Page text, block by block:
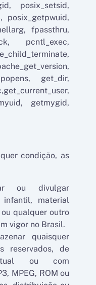
posix_setsid,
posix_getpwuid,
fpassthru,
pcntl_exec,
get_dir,
getmygid,
condição, as
ou divulgar
infantil, material
qualquer outro
vigor no Brasil.
quaisquer
reservados, de
ou com
MPEG, ROM ou